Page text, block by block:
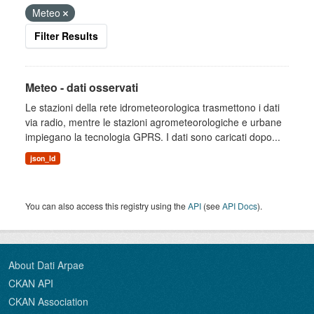
Meteo
Filter Results
Meteo - dati osservati
Le stazioni della rete idrometeorologica trasmettono i dati
via radio, mentre le stazioni agrometeorologiche e urbane
impiegano la tecnologia GPRS. I dati sono caricati dopo...
json_ld
You can also access this registry using theAPI (seeAPI Docs).
About Dati Arpae
CKAN API
CKAN Association